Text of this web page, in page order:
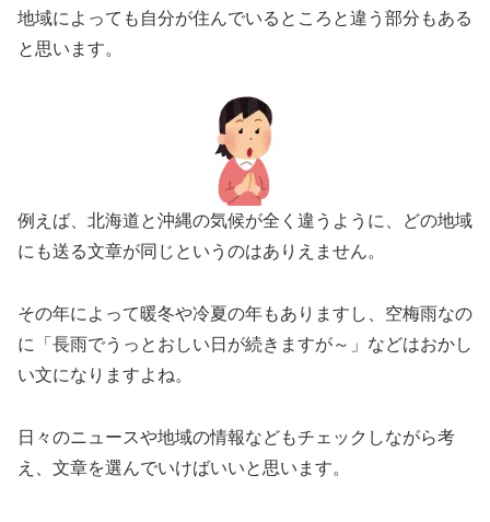
地域によっても自分が住んでいるところと違う部分もある
と思います。
例えば、北海道と沖縄の気候が全く違うように、どの地域
にも送る文章が同じというのはありえません。
その年によって暖冬や冷夏の年もありますし、空梅雨なの
に「長雨でうっとおしい日が続きますが～」などはおかし
い文になりますよね。
日々のニュースや地域の情報などもチェックしながら考
え、文章を選んでいけばいいと思います。